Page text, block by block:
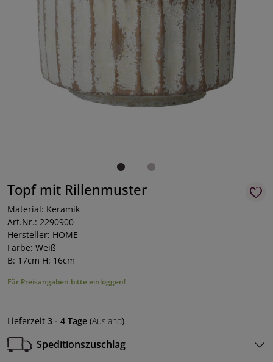
Topf mit Rillenmuster
Material: Keramik
Art.Nr.: 2290900
Hersteller: HOME
Farbe: Weiß
B: 17cm H: 16cm
Für Preisangaben bitte einloggen!
Lieferzeit 3 - 4 Tage (Ausland)
Speditionszuschlag